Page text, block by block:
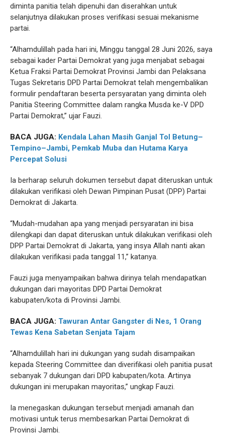
diminta panitia telah dipenuhi dan diserahkan untuk
selanjutnya dilakukan proses verifikasi sesuai mekanisme
partai.
“Alhamdulillah pada hari ini, Minggu tanggal 28 Juni 2026, saya
sebagai kader Partai Demokrat yang juga menjabat sebagai
Ketua Fraksi Partai Demokrat Provinsi Jambi dan Pelaksana
Tugas Sekretaris DPD Partai Demokrat telah mengembalikan
formulir pendaftaran beserta persyaratan yang diminta oleh
Panitia Steering Committee dalam rangka Musda ke-V DPD
Partai Demokrat,” ujar Fauzi.
BACA JUGA: Kendala Lahan Masih Ganjal Tol Betung–
Tempino–Jambi, Pemkab Muba dan Hutama Karya
Percepat Solusi
Ia berharap seluruh dokumen tersebut dapat diteruskan untuk
dilakukan verifikasi oleh Dewan Pimpinan Pusat (DPP) Partai
Demokrat di Jakarta.
“Mudah-mudahan apa yang menjadi persyaratan ini bisa
dilengkapi dan dapat diteruskan untuk dilakukan verifikasi oleh
DPP Partai Demokrat di Jakarta, yang insya Allah nanti akan
dilakukan verifikasi pada tanggal 11,” katanya.
Fauzi juga menyampaikan bahwa dirinya telah mendapatkan
dukungan dari mayoritas DPD Partai Demokrat
kabupaten/kota di Provinsi Jambi.
BACA JUGA: Tawuran Antar Gangster di Nes, 1 Orang
Tewas Kena Sabetan Senjata Tajam
“Alhamdulillah hari ini dukungan yang sudah disampaikan
kepada Steering Committee dan diverifikasi oleh panitia pusat
sebanyak 7 dukungan dari DPD kabupaten/kota. Artinya
dukungan ini merupakan mayoritas,” ungkap Fauzi.
Ia menegaskan dukungan tersebut menjadi amanah dan
motivasi untuk terus membesarkan Partai Demokrat di
Provinsi Jambi.